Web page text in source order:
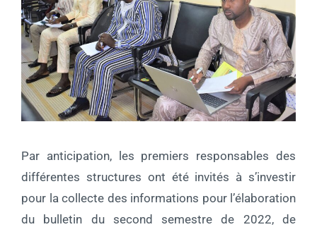
Par anticipation, les premiers responsables des
différentes structures ont été invités à s’investir
pour la collecte des informations pour l’élaboration
du bulletin du second semestre de 2022, de